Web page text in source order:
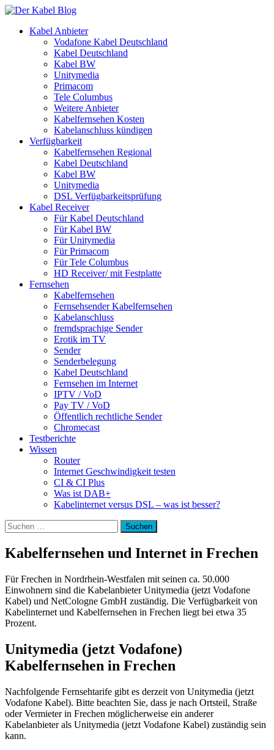
Kabel Anbieter
Vodafone Kabel Deutschland
Kabel Deutschland
Kabel BW
Unitymedia
Primacom
Tele Columbus
Weitere Anbieter
Kabelfernsehen Kosten
Kabelanschluss kündigen
Verfügbarkeit
Kabelfernsehen Regional
Kabel Deutschland
Kabel BW
Unitymedia
DSL Verfügbarkeitsprüfung
Kabel Receiver
Für Kabel Deutschland
Für Kabel BW
Für Unitymedia
Für Primacom
Für Tele Columbus
HD Receiver/ mit Festplatte
Fernsehen
Kabelfernsehen
Fernsehsender Kabelfernsehen
Kabelanschluss
fremdsprachige Sender
Erotik im TV
Sender
Senderbelegung
Kabel Deutschland
Fernsehen im Internet
IPTV / VoD
Pay TV / VoD
Öffentlich rechtliche Sender
Chromecast
Testberichte
Wissen
Router
Internet Geschwindigkeit testen
CI & CI Plus
Was ist DAB+
Kabelinternet versus DSL – was ist besser?
Suchen
nach:
Kabelfernsehen und Internet in Frechen
Für Frechen in Nordrhein-Westfalen mit seinen ca. 50.000
Einwohnern sind die Kabelanbieter Unitymedia (jetzt Vodafone
Kabel) und NetCologne GmbH zuständig. Die Verfügbarkeit von
Kabelinternet und Kabelfernsehen in Frechen liegt bei etwa 35
Prozent.
Unitymedia (jetzt Vodafone)
Kabelfernsehen in Frechen
Nachfolgende Fernsehtarife gibt es derzeit von Unitymedia (jetzt
Vodafone Kabel). Bitte beachten Sie, dass je nach Ortsteil, Straße
oder Vermieter in Frechen möglicherweise ein anderer
Kabelanbieter als Unitymedia (jetzt Vodafone Kabel) zuständig sein
kann.